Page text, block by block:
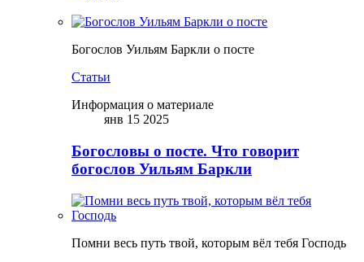
Богослов Уильям Баркли о посте
Статьи
Информация о материале
янв 15 2025
Богословы о посте. Что говорит
богослов Уильям Баркли
Помни весь путь твой, которым вёл тебя Господь